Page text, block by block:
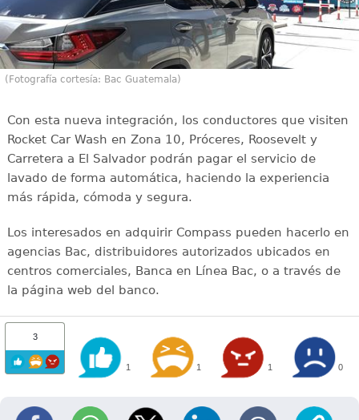
(Fotografía cortesía: Bac Guatemala)
Con esta nueva integración, los conductores que visiten
Rocket Car Wash en Zona 10, Próceres, Roosevelt y
Carretera a El Salvador podrán pagar el servicio de
lavado de forma automática, haciendo la experiencia
más rápida, cómoda y segura.
Los interesados en adquirir Compass pueden hacerlo en
agencias Bac, distribuidores autorizados ubicados en
centros comerciales, Banca en Línea Bac, o a través de
la página web del banco.
3
1 1 1 0